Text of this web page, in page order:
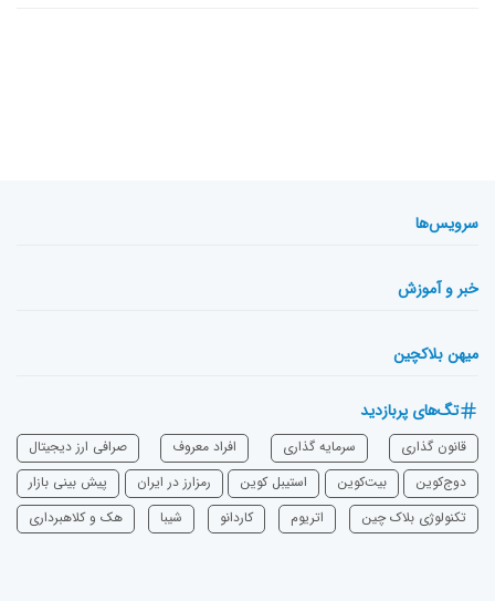
سرویس‌ها
خبر و آموزش
میهن بلاکچین
تگ‌های پربازدید
قانون گذاری سرمایه‌ گذاری افراد معروف
صرافی ارز دیجیتال
دوج‌کوین
بیت‌کوین استیبل کوین رمزارز در ایران
پیش بینی بازار
تکنولوژی بلاک چین
اتریوم ‌کاردانو شیبا هک و کلاهبرداری